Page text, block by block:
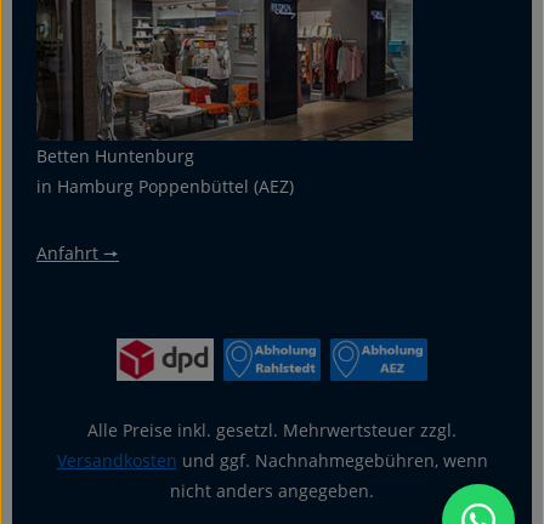
Betten Huntenburg
in Hamburg Poppenbüttel (AEZ)
Anfahrt 🠖
Alle Preise inkl. gesetzl. Mehrwertsteuer zzgl.
Versandkosten und ggf. Nachnahmegebühren, wenn
nicht anders angegeben.